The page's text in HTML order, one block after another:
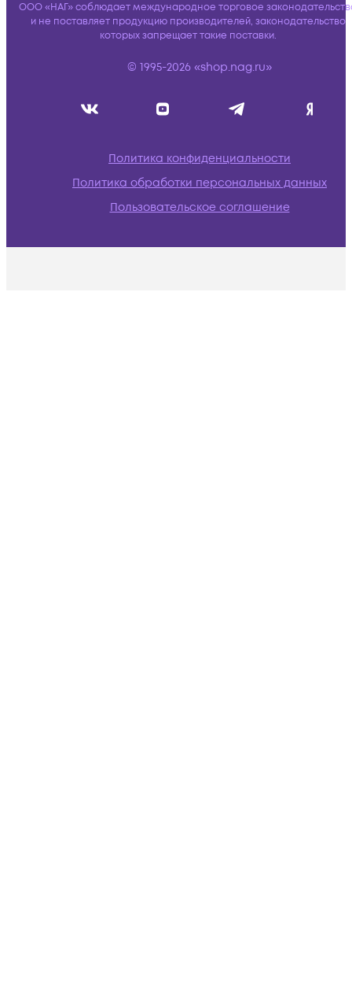
ООО «НАГ» соблюдает международное торговое
и не поставляет продукцию производителей, законодательство
которых запрещает такие поставки.
© 1995-2026 «shop.nag.ru»
Политика конфиденциальности
Политика обработки персональных данных
Пользовательское соглашение